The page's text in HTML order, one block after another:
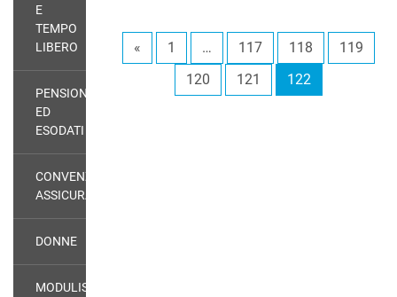
E
TEMPO
LIBERO
PENSIONATI
ED
ESODATI
CONVENZIONI
ASSICURATIVE
DONNE
MODULISTICA
« 1 … 117 118
119
120
121 122